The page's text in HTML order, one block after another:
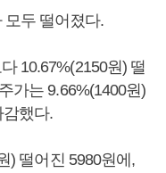
두 떨어졌다.
10.67%(2150원) 떨
가는 9.66%(1400원)
했다.
) 떨어진 5980원에,